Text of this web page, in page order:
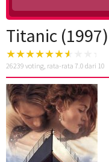
Titanic (1997)
26239 voting, rata-rata 7.0 dari 10